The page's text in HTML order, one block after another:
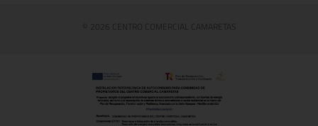
© 2026 CENTRO COMERCIAL CAMARETAS